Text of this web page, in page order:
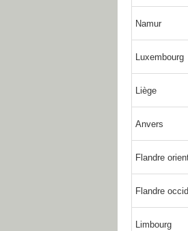
Namur
Luxembourg
Liège
Anvers
Flandre
Flandre
Limbourg